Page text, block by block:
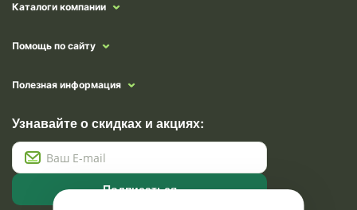
Каталоги компании
Помощь по сайту
Полезная информация
Узнавайте о скидках и акциях:
Подписаться